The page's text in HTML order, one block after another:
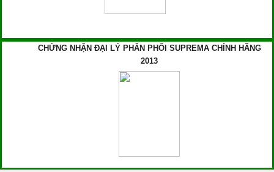
CHỨNG NHẬN ĐẠI LÝ PHÂN PHỐI SUPREMA CHÍNH HÃNG
2013